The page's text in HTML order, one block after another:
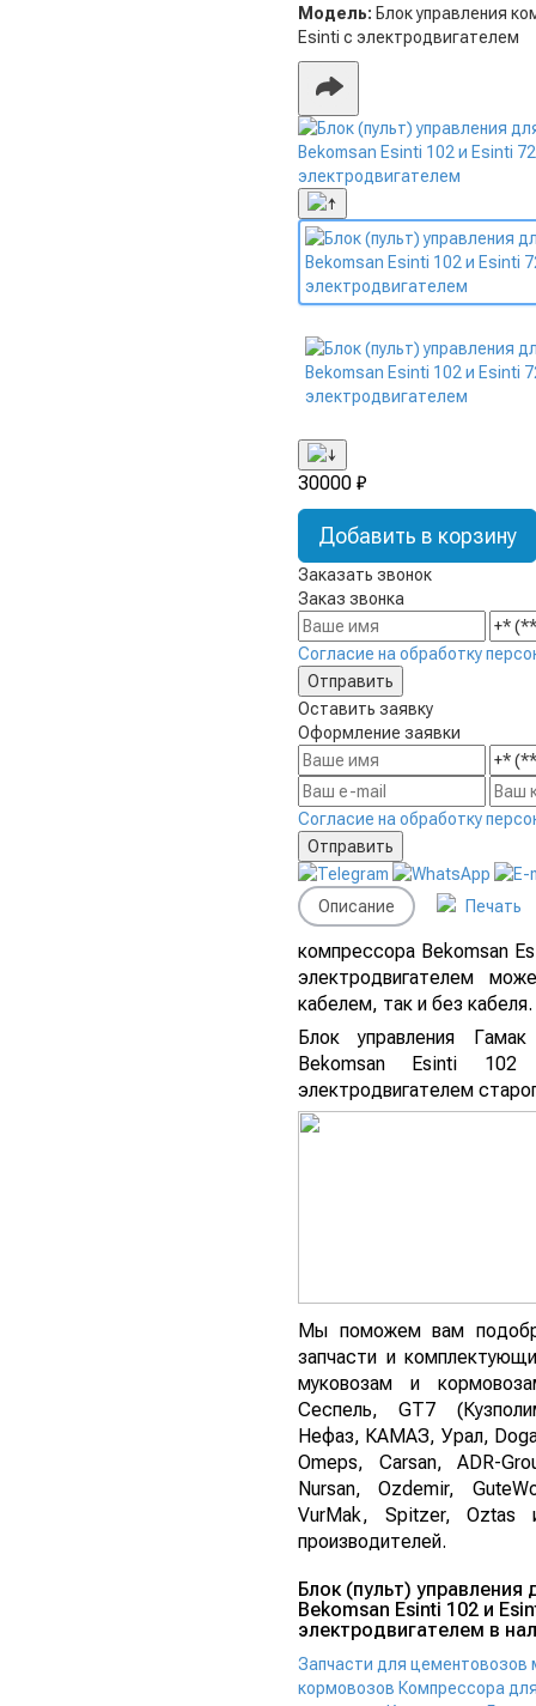
Модель: Блок управления
Esinti с электродвигателем
30000 ₽
Добавить в корзину
Заказать звонок
Заказ звонка
Согласие на обработку
Оставить заявку
Оформление заявки
Согласие на обработку
Описание Печать
компрессора Bekomsan
электродвигателем
кабелем, так и без кабеля.
Блок управления
Bekomsan Esinti
электродвигателем
Мы поможем вам
запчасти и
муковозам и
Сеспель, GT7
Нефаз, КАМАЗ, Урал,
Omeps, Carsan, ADR-
Nursan, Ozdemir,
VurMak, Spitzer, Oztas
производителей.
Блок (пульт)
Bekomsan Esinti 102 и
электродвигателем в
Запчасти для цементовозов
кормовозов Компрессора